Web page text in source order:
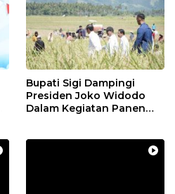
Bupati Sigi Dampingi
Presiden Joko Widodo
Dalam Kegiatan Panen